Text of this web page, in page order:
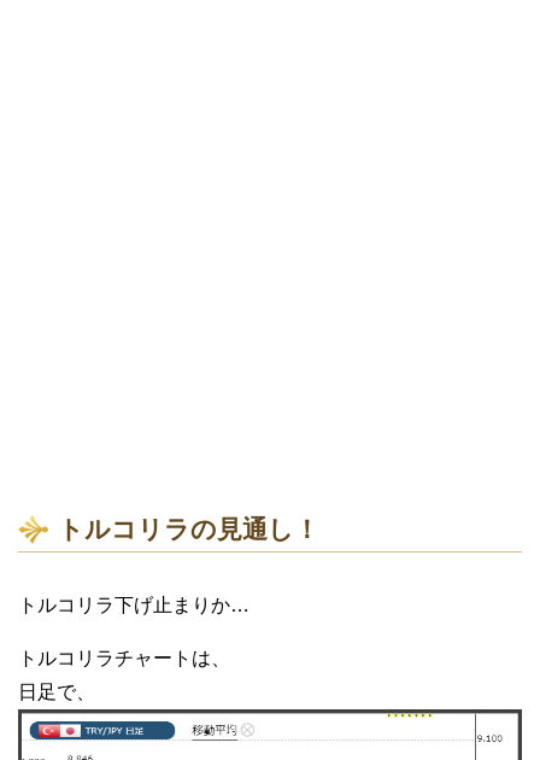
トルコリラの見通し！
トルコリラ下げ止まりか…
トルコリラチャートは、
日足で、